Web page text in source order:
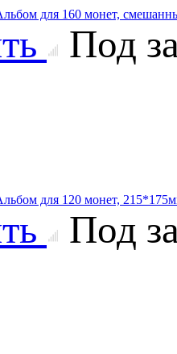
для 160 монет,
Под
для 120 монет,
Под